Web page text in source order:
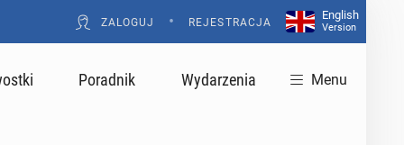
ZALOGUJ • REJESTRACJA
English
Version
Poradnik Wydarzenia Menu